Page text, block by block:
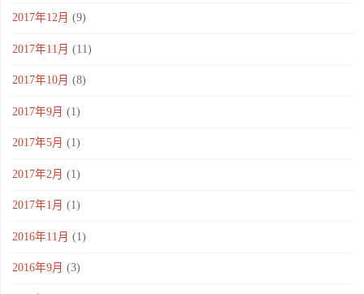
2017年12月 (9)
2017年11月 (11)
2017年10月 (8)
2017年9月 (1)
2017年5月 (1)
2017年2月 (1)
2017年1月 (1)
2016年11月 (1)
2016年9月 (3)